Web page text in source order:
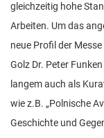
gleichzeitig hohe
Arbeiten. Um das
neue Profil der
Golz Dr. Peter
langem auch als
wie z.B. „Polnische
Geschichte und